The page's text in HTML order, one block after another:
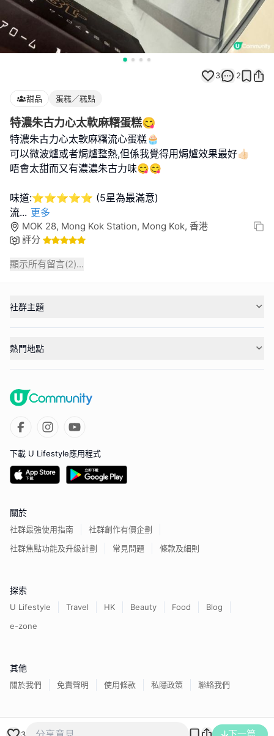
3 2
甜品 蛋糕／糕點
特濃朱古力心太軟麻糬蛋糕😋
特濃朱古力心太軟麻糬流心蛋糕🧁
可以微波爐或者焗爐整熱,但係我覺得用焗爐效果最好👍🏻
唔會太甜而又有濃濃朱古力味😋😋
味道:⭐⭐⭐⭐⭐ (5星為最滿意)
流... 更多
MOK 28, Mong Kok Station, Mong Kok, 香港
評分
顯示所有留言(2)...
3
社群主題
熱門地點
下載 U Lifestyle應用程式
關於
社群最強使用指南
社群創作有價企劃
社群焦點功能及升級計劃
常見問題 條款及細則
探索
U Lifestyle Travel HK Beauty Food
Blog
e-zone
其他
關於我們 免責聲明 使用條款 私隱政策 聯絡我們
香港經濟日報版權所有©